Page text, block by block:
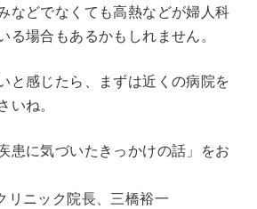
などでなくても高熱などが婦人科
る場合もあるかもしれません。
と感じたら、まずは近くの病院を
いね。
患に気づいたきっかけの話」をお
リニック院長、三橋裕一